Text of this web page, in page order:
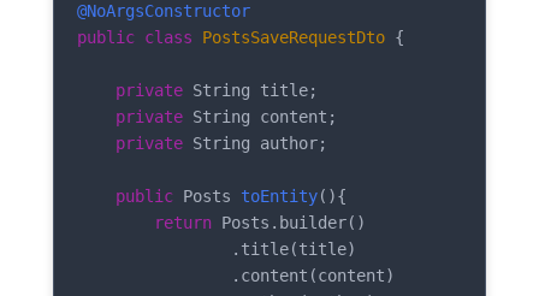
@NoArgsConstructor
public class PostsSaveRequestDto {
private String title;
private String content;
private String author;
public Posts toEntity(){
return Posts.builder()